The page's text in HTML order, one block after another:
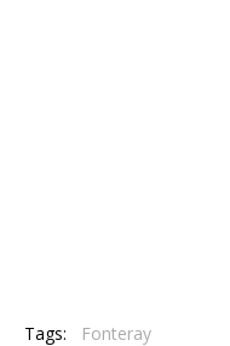
Tags: Fonteray